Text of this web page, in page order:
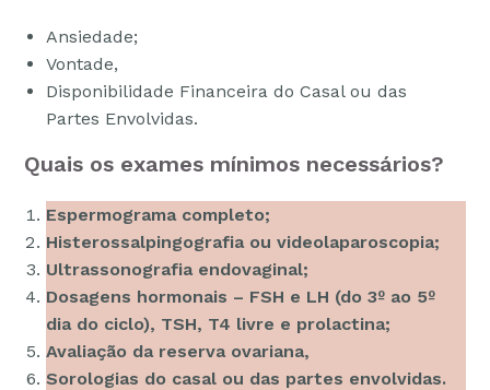
Ansiedade;
Vontade,
Disponibilidade Financeira do Casal ou das
Partes Envolvidas.
Quais os exames mínimos necessários?
Espermograma completo;
Histerossalpingografia ou videolaparoscopia;
Ultrassonografia endovaginal;
Dosagens hormonais – FSH e LH (do 3º ao 5º
dia do ciclo), TSH, T4 livre e prolactina;
Avaliação da reserva ovariana,
Sorologias do casal ou das partes envolvidas.